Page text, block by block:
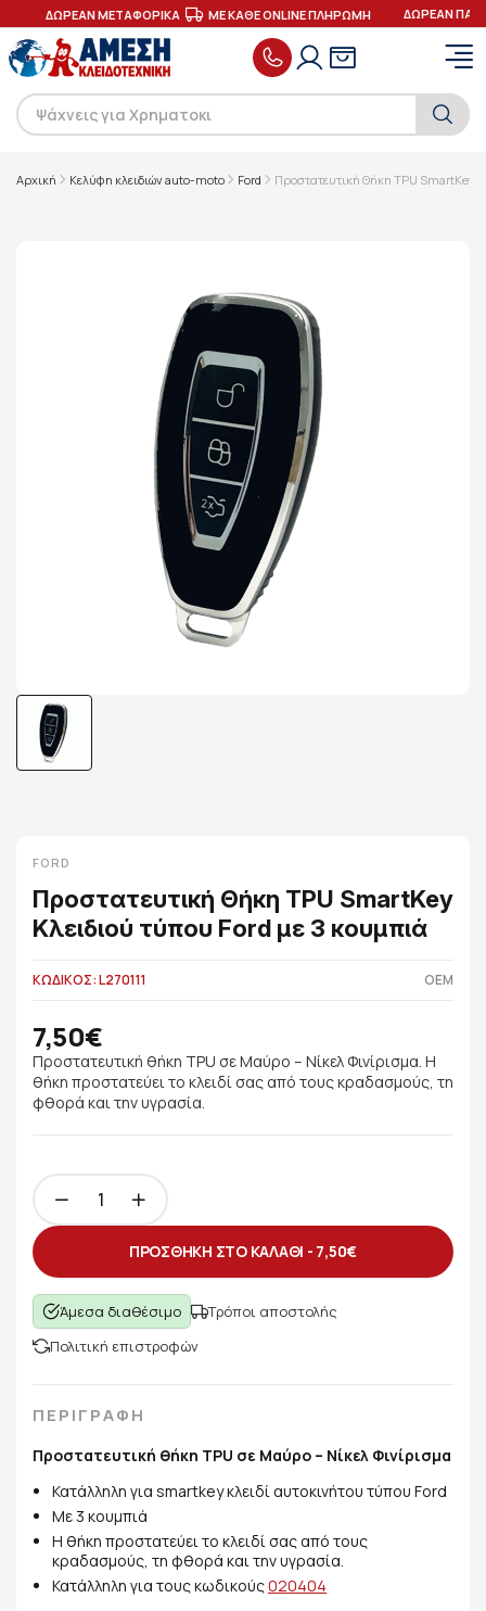
ΔΩΡΕΑΝ ΜΕΤΑΦΟΡΙΚΑ ΜΕ ΚΑΘΕ ONLINE ΠΛΗΡΩΜΗ ΔΩΡΕΑΝ
Αρχική Κελύφη κλειδιών auto-moto Ford Προστατευτική Θήκη TPU SmartKey
FORD
Προστατευτική Θήκη TPU SmartKey
Κλειδιού τύπου Ford με 3 κουμπιά
ΚΩΔΙΚΟΣ: L270111 OEM
7,50€
Προστατευτική θήκη TPU σε Μαύρο – Νίκελ Φινίρισμα. Η
θήκη προστατεύει το κλειδί σας από τους κραδασμούς, τη
φθορά και την υγρασία.
ΠΡΟΣΘΗΚΗ ΣΤΟ ΚΑΛΑΘΙ - 7,50€
Άμεσα διαθέσιμο
Τρόποι αποστολής
Πολιτική επιστροφών
ΠΕΡΙΓΡΑΦΗ
Προστατευτική θήκη TPU σε Μαύρο – Νίκελ Φινίρισμα
Κατάλληλη για smartkey κλειδί αυτοκινήτου τύπου Ford
Με 3 κουμπιά
Η θήκη προστατεύει το κλειδί σας από τους
κραδασμούς, τη φθορά και την υγρασία.
Κατάλληλη για τους κωδικούς020404